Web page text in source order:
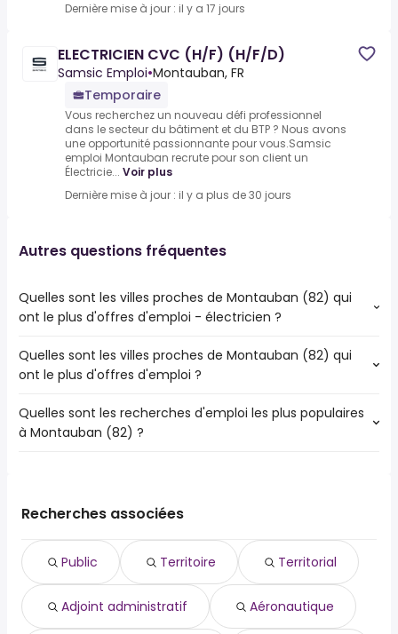
Dernière mise à jour : il y a 17 jours
ELECTRICIEN CVC (H/F) (H/F/D)
Samsic Emploi•Montauban, FR
Temporaire
Vous recherchez un nouveau défi professionnel
dans le secteur du bâtiment et du BTP ? Nous avons
une opportunité passionnante pour vous.Samsic
emploi Montauban recrute pour son client un
Électricie... Voir plus
Dernière mise à jour : il y a plus de 30 jours
Autres questions fréquentes
Quelles sont les villes proches de Montauban (82) qui
ont le plus d'offres d'emploi - électricien ?
Les villes proches de Montauban (82) qui ont le plus
d'offres d'emploi - électricien sont :
Aucamville
Grenade
Castelnau-d'Estrétefonds
Quelles sont les villes proches de Montauban (82) qui
ont le plus d'offres d'emploi ?
Les 10 villes proches de Montauban (82) qui ont le plus
d'offres d'emploi sont :
Saint-Sulpice-la-Pointe
Grenade
Aussonne
Beauzelle
Caussade
Quelles sont les recherches d'emploi les plus populaires
à Montauban (82) ?
public
adjoint administratif
aéronautique
agent de maintenance
administratif
Recherches associées
Public Territoire Territorial
Adjoint administratif Aéronautique